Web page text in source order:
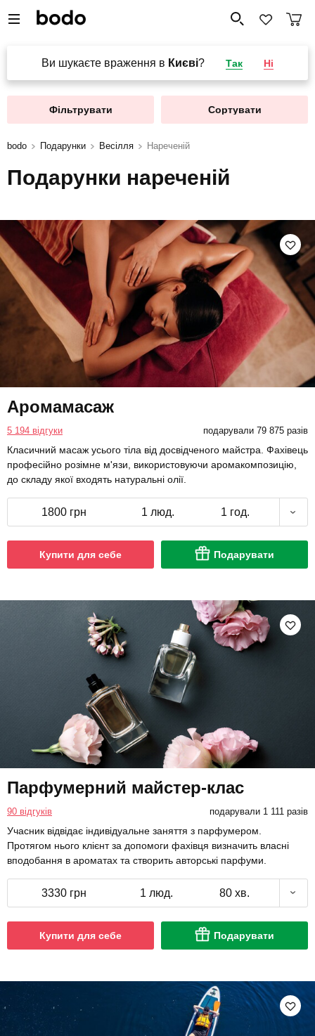
Ви шукаєте враження в Києві? Так Ні
Фільтрувати Сортувати
bodo Подарунки Весілля Нареченій
Подарунки нареченій
Аромамасаж
5 194 відгуки подарували 79 875 разів
Класичний масаж усього тіла від досвідченого майстра. Фахівець
професійно розімне м'язи, використовуючи аромакомпозицію,
до складу якої входять натуральні олії.
1800 грн 1 люд. 1 год.
Купити для себе Подарувати
Парфумерний майстер-клас
90 відгуків подарували 1 111 разів
Учасник відвідає індивідуальне заняття з парфумером.
Протягом нього клієнт за допомоги фахівця визначить власні
вподобання в ароматах та створить авторські парфуми.
3330 грн 1 люд. 80 хв.
Купити для себе Подарувати